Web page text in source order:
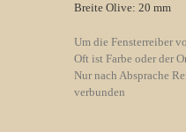
Breite Olive: 20 mm
Um die Fensterreiber
Oft ist Farbe oder der
Nur nach Absprache
verbunden